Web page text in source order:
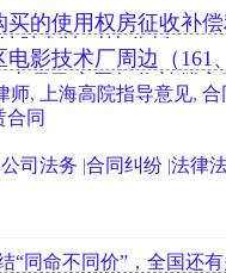
买的使用权房征收补
院判决对比分析
电影技术厂周边（161
建项目房屋征收补偿方
师, 上海高院指导意见, 合
合同
公司法务 |合同纠纷 |法律
“同命不同价”，全国还有